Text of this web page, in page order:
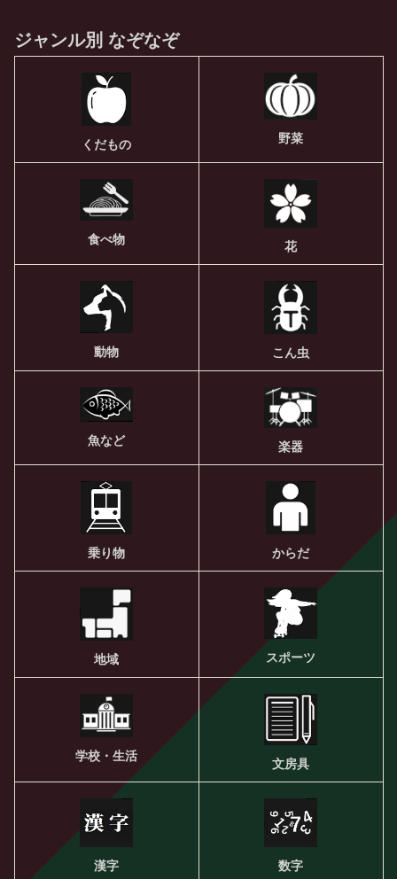
ジャンル別 なぞなぞ
くだもの 野菜
食べ物 花
動物 こん虫
魚など 楽器
乗り物 からだ
地域 スポーツ
学校・生活
文房具
漢字 数字